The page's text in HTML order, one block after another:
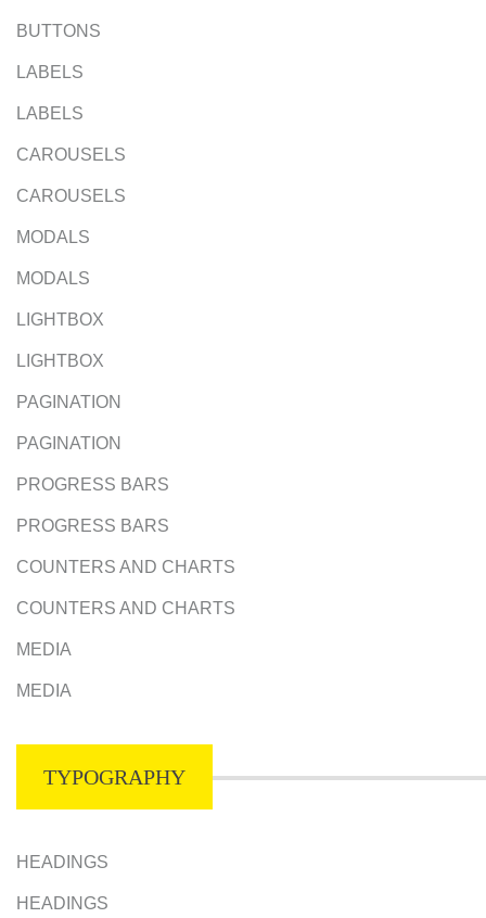
BUTTONS
LABELS
LABELS
CAROUSELS
CAROUSELS
MODALS
MODALS
LIGHTBOX
LIGHTBOX
PAGINATION
PAGINATION
PROGRESS BARS
PROGRESS BARS
COUNTERS AND CHARTS
COUNTERS AND CHARTS
MEDIA
MEDIA
TYPOGRAPHY
HEADINGS
HEADINGS